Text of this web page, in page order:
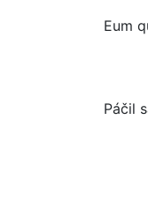
Eum
Páčil